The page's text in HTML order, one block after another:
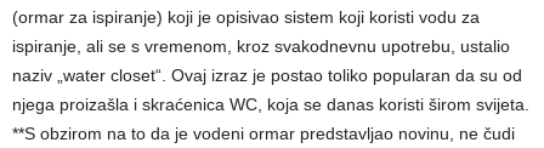
(ormar za ispiranje) koji je opisivao sistem koji koristi vodu za
ispiranje, ali se s vremenom, kroz svakodnevnu upotrebu, ustalio
naziv „water closet“. Ovaj izraz je postao toliko popularan da su od
njega proizašla i skraćenica WC, koja se danas koristi širom svijeta.
**S obzirom na to da je vodeni ormar predstavljao novinu, ne čudi